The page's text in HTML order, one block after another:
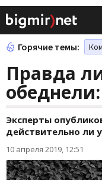
Горячие темы:
Правда
Эксперты
действительно ли
10 апреля 2019, 12:51